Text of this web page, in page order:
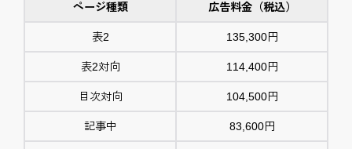
ページ種類 広告料金（税込）
表2 135,300円
表2対向 114,400円
目次対向 104,500円
記事中 83,600円